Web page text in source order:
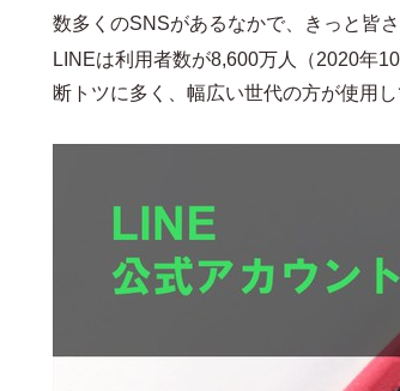
数多くのSNSがあるなかで、きっと皆
LINEは利用者数が8,600万人（2020年10
断トツに多く、幅広い世代の方が使用し